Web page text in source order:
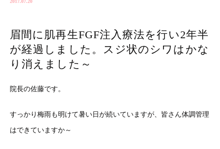
2017.07.20
眉間に肌再生FGF注入療法を行い2年半
が経過しました。スジ状のシワはかな
り消えました～
院長の佐藤です。
すっかり梅雨も明けて暑い日が続いていますが、皆さん体調管理
はできていますか～